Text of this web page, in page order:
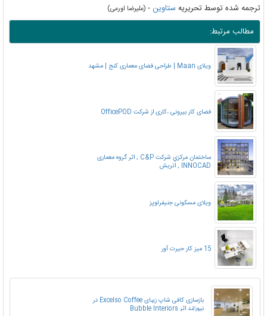
ترجمه شده توسط تحریریه ستاوین- (علیرضا اورعی)
مطالب مرتبط:
ویلای Maan | طراحی فضای معماری کنج | مشهد
فضای کار بیرونی ،کاری از شرکت OfficePOD
ساختمان مرکزي شرکت C&P , اثر گروه معماری
INNOCAD , اتریش
ویلای مسکونی جنیفرلوپز
15 میز کار حیرت آور
بازسازی کافی شاپ زیبای Excelso Coffee در
نیوزلند اثر Bubble Interiors